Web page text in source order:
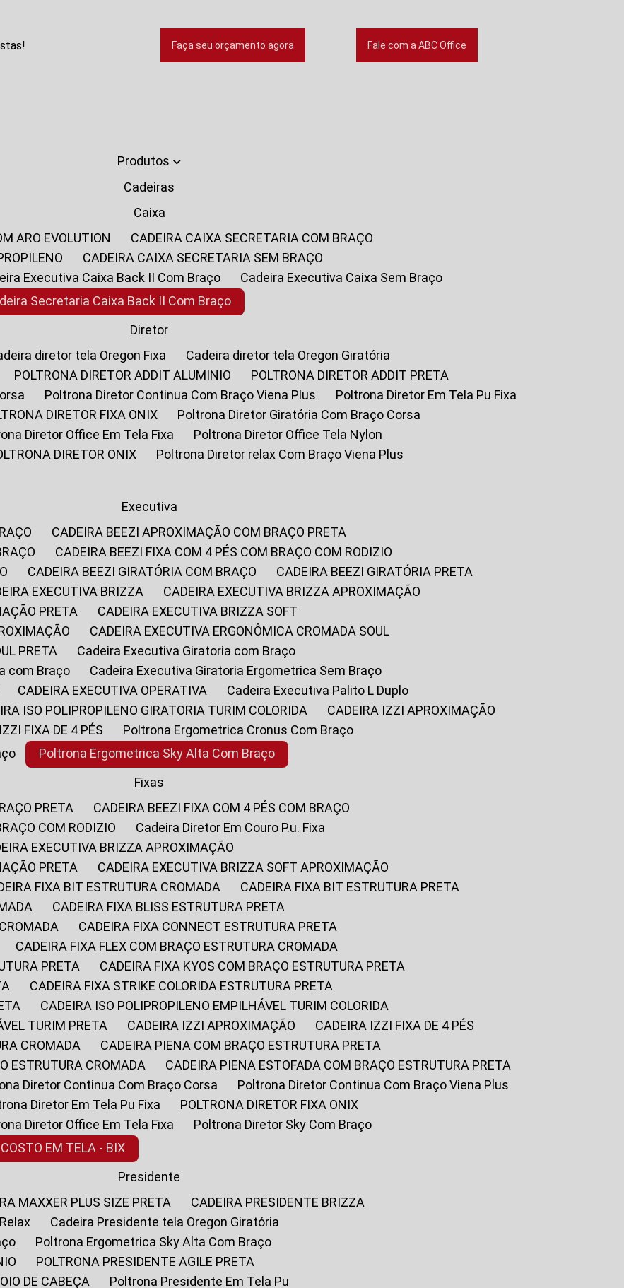
Faça seu orçamento agora Fale com a ABC Office
Produtos
Cadeiras
Caixa
ARO EVOLUTION
CADEIRA CAIXA SECRETARIA COM BRAÇO
CADEIRA CAIXA SECRETARIA SEM BRAÇO
Executiva Caixa Back II Com Braço
Cadeira Executiva Caixa Sem Braço
Secretaria Caixa Back II Com Braço
Diretor
diretor tela Oregon Fixa
Cadeira diretor tela Oregon Giratória
POLTRONA DIRETOR ADDIT ALUMINIO
POLTRONA DIRETOR ADDIT PRETA
Poltrona Diretor Continua Com Braço Viena Plus
Poltrona Diretor Em Tela Pu Fixa
DIRETOR FIXA ONIX
Poltrona Diretor Giratória Com Braço Corsa
Diretor Office Em Tela Fixa
Poltrona Diretor Office Tela Nylon
DIRETOR ONIX
Poltrona Diretor relax Com Braço Viena Plus
Executiva
CADEIRA BEEZI APROXIMAÇÃO COM BRAÇO PRETA
CADEIRA BEEZI FIXA COM 4 PÉS COM BRAÇO COM RODIZIO
CADEIRA BEEZI GIRATÓRIA COM BRAÇO
CADEIRA BEEZI GIRATÓRIA PRETA
EXECUTIVA BRIZZA
CADEIRA EXECUTIVA BRIZZA APROXIMAÇÃO
PRETA
CADEIRA EXECUTIVA BRIZZA SOFT
CADEIRA EXECUTIVA ERGONÔMICA CROMADA SOUL
PRETA
Cadeira Executiva Giratoria com Braço
com Braço
Cadeira Executiva Giratoria Ergometrica Sem Braço
CADEIRA EXECUTIVA OPERATIVA
Cadeira Executiva Palito L Duplo
ISO POLIPROPILENO GIRATORIA TURIM COLORIDA
CADEIRA IZZI APROXIMAÇÃO
IZZI FIXA DE 4 PÉS
Poltrona Ergometrica Cronus Com Braço
Poltrona Ergometrica Sky Alta Com Braço
Fixas
PRETA
CADEIRA BEEZI FIXA COM 4 PÉS COM BRAÇO
COM RODIZIO
Cadeira Diretor Em Couro P.u. Fixa
EXECUTIVA BRIZZA APROXIMAÇÃO
PRETA
CADEIRA EXECUTIVA BRIZZA SOFT APROXIMAÇÃO
FIXA BIT ESTRUTURA CROMADA
CADEIRA FIXA BIT ESTRUTURA PRETA
CADEIRA FIXA BLISS ESTRUTURA PRETA
CADEIRA FIXA CONNECT ESTRUTURA PRETA
CADEIRA FIXA FLEX COM BRAÇO ESTRUTURA CROMADA
PRETA
CADEIRA FIXA KYOS COM BRAÇO ESTRUTURA PRETA
CADEIRA FIXA STRIKE COLORIDA ESTRUTURA PRETA
CADEIRA ISO POLIPROPILENO EMPILHÁVEL TURIM COLORIDA
TURIM PRETA
CADEIRA IZZI APROXIMAÇÃO
CADEIRA IZZI FIXA DE 4 PÉS
CROMADA
CADEIRA PIENA COM BRAÇO ESTRUTURA PRETA
ESTRUTURA CROMADA
CADEIRA PIENA ESTOFADA COM BRAÇO ESTRUTURA PRETA
Diretor Continua Com Braço Corsa
Poltrona Diretor Continua Com Braço Viena Plus
Diretor Em Tela Pu Fixa
POLTRONA DIRETOR FIXA ONIX
Diretor Office Em Tela Fixa
Poltrona Diretor Sky Com Braço
EM TELA - BIX
Presidente
MAXXER PLUS SIZE PRETA
CADEIRA PRESIDENTE BRIZZA
Cadeira Presidente tela Oregon Giratória
Poltrona Ergometrica Sky Alta Com Braço
POLTRONA PRESIDENTE AGILE PRETA
DE CABEÇA
Poltrona Presidente Em Tela Pu